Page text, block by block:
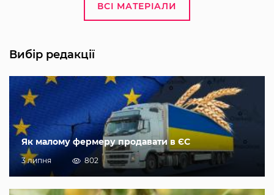
ВСІ МАТЕРІАЛИ
Вибір редакції
Як малому фермеру продавати в ЄС
3 липня 802